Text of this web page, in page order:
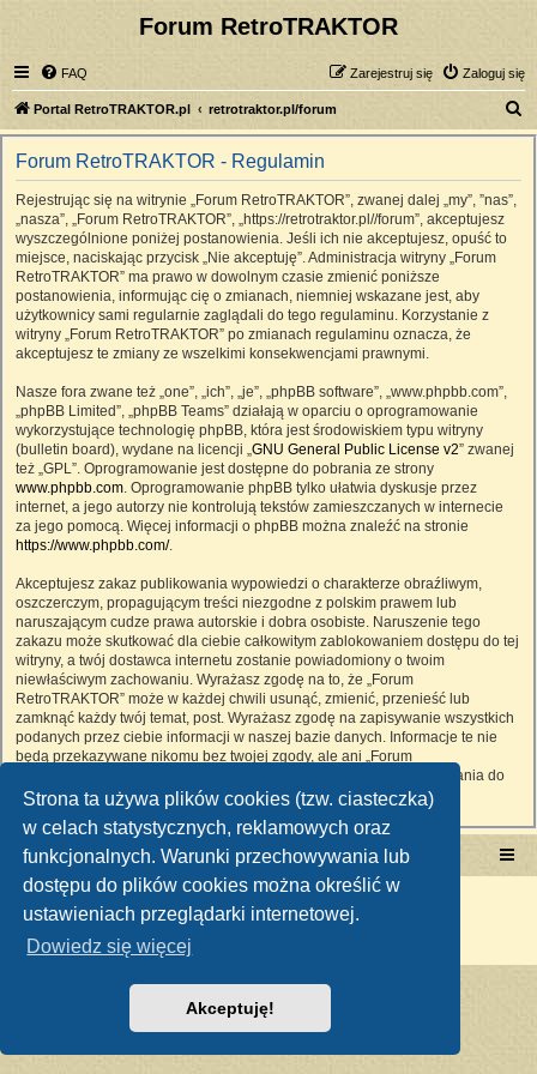
Strona ta używa plików cookies (tzw. ciasteczka)
w celach statystycznych, reklamowych oraz
funkcjonalnych. Warunki przechowywania lub
dostępu do plików cookies można określić w
ustawieniach przeglądarki internetowej.
Dowiedz się więcej
Akceptuję!
Forum RetroTRAKTOR
FAQ Zaloguj się
Zarejestruj się
Portal RetroTRAKTOR.pl retrotraktor.pl/forum
z
Forum RetroTRAKTOR - Regulamin
Rejestrując się na witrynie „Forum RetroTRAKTOR”, zwanej dalej „my”, ”nas”,
„nasza”, „Forum RetroTRAKTOR”, „https://retrotraktor.pl//forum”, akceptujesz
wyszczególnione poniżej postanowienia. Jeśli ich nie akceptujesz, opuść to
miejsce, naciskając przycisk „Nie akceptuję”. Administracja witryny „Forum
RetroTRAKTOR” ma prawo w dowolnym czasie zmienić poniższe
postanowienia, informując cię o zmianach, niemniej wskazane jest, aby
użytkownicy sami regularnie zaglądali do tego regulaminu. Korzystanie z
witryny „Forum RetroTRAKTOR” po zmianach regulaminu oznacza, że
akceptujesz te zmiany ze wszelkimi konsekwencjami prawnymi.
Nasze fora zwane też „one”, „ich”, „je”, „phpBB software”, „www.phpbb.com”,
„phpBB Limited”, „phpBB Teams” działają w oparciu o oprogramowanie
wykorzystujące technologię phpBB, która jest środowiskiem typu witryny
(bulletin board), wydane na licencji „GNU General Public License v2” zwanej
też „GPL”. Oprogramowanie jest dostępne do pobrania ze strony
www.phpbb.com. Oprogramowanie phpBB tylko ułatwia dyskusje przez
internet, a jego autorzy nie kontrolują tekstów zamieszczanych w internecie
za jego pomocą. Więcej informacji o phpBB można znaleźć na stronie
https://www.phpbb.com/.
Akceptujesz zakaz publikowania wypowiedzi o charakterze obraźliwym,
oszczerczym, propagującym treści niezgodne z polskim prawem lub
naruszającym cudze prawa autorskie i dobra osobiste. Naruszenie tego
zakazu może skutkować dla ciebie całkowitym zablokowaniem dostępu do tej
witryny, a twój dostawca internetu zostanie powiadomiony o twoim
niewłaściwym zachowaniu. Wyrażasz zgodę na to, że „Forum
RetroTRAKTOR” może w każdej chwili usunąć, zmienić, przenieść lub
zamknąć każdy twój temat, post. Wyrażasz zgodę na zapisywanie wszystkich
podanych przez ciebie informacji w naszej bazie danych. Informacje te nie
będą przekazywane nikomu bez twojej zgody, ale ani „Forum
RetroTRAKTOR”, ani phpBB nie ponosi odpowiedzialności za włamania do
witryny, podczas których może dojść do kradzieży danych.
Portal RetroTRAKTOR.pl retrotraktor.pl/forum
Technologię dostarcza
Polski pakiet językowy dostarczaphpBB.pl
Zasady ochrony danych osobowych